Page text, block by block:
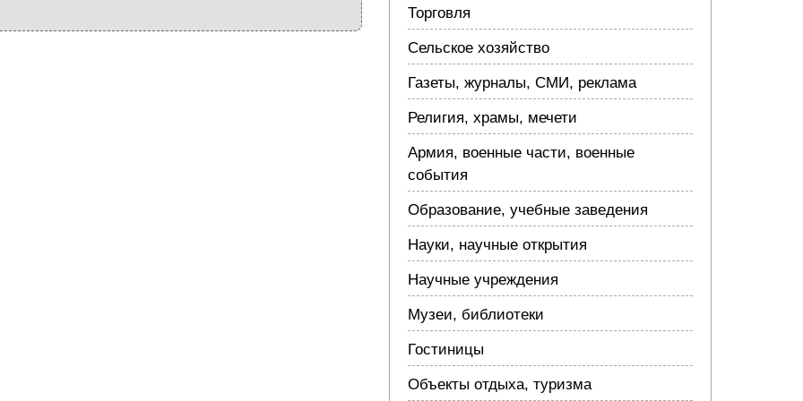
Торговля
Сельское хозяйство
Газеты, журналы, СМИ, реклама
Религия, храмы, мечети
Армия, военные части, военные
события
Образование, учебные заведения
Науки, научные открытия
Научные учреждения
Музеи, библиотеки
Гостиницы
Объекты отдыха, туризма